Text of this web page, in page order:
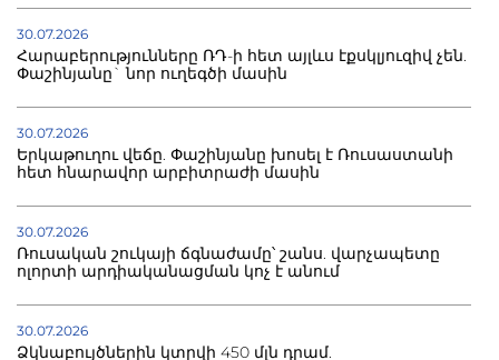
30.07.2026
Հարաբերությունները ՌԴ-ի հետ այլևս էքսկլյուզիվ չեն.
Փաշինյանը` նոր ուղեգծի մասին
30.07.2026
Երկաթուղու վեճը. Փաշինյանը խոսել է Ռուսաստանի
հետ հնարավոր արբիտրաժի մասին
30.07.2026
Ռուսական շուկայի ճգնաժամը՝ շանս. վարչապետը
ոլորտի արդիականացման կոչ է անում
30.07.2026
Ձկնաբույծներին կտրվի 450 մլն դրամ.